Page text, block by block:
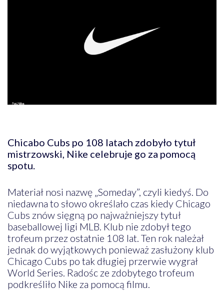
Chicabo Cubs po 108 latach zdobyło tytuł
mistrzowski, Nike celebruje go za pomocą
spotu.
Materiał nosi nazwę „Someday”, czyli kiedyś. Do
niedawna to słowo określało czas kiedy Chicago
Cubs znów sięgną po najważniejszy tytuł
baseballowej ligi MLB. Klub nie zdobył tego
trofeum przez ostatnie 108 lat. Ten rok należał
jednak do wyjątkowych ponieważ zasłużony klub
Chicago Cubs po tak długiej przerwie wygrał
World Series. Radośc ze zdobytego trofeum
podkreśliło Nike za pomocą filmu.